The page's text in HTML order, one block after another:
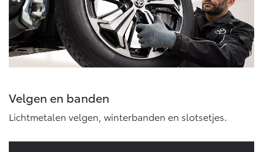
Onderdelen & Accessoires
Onderdelen
Accessoires
Connected
Connected Services
Velgen en banden
Lichtmetalen velgen, winterbanden en slotsetjes.